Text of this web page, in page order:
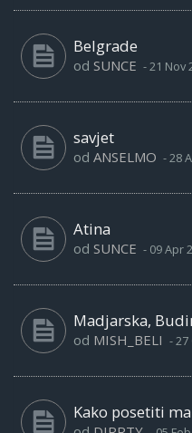
Belgrade
od SUNCE -21 Nov
savjet
od ANSELMO -28
Atina
od SUNCE - 09 Apr
Madjarska,
od MISH_BELI -27
Kako posetiti